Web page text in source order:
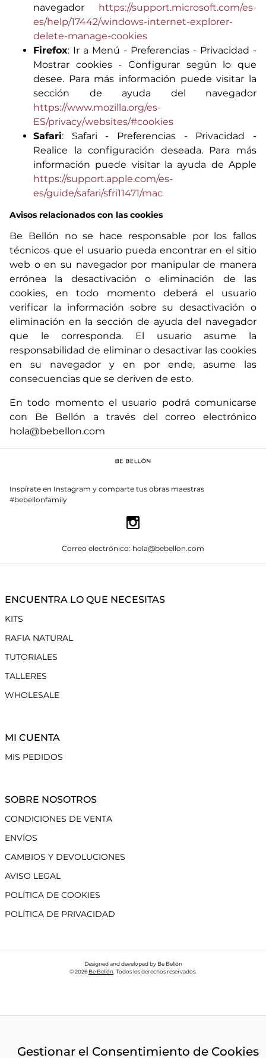
navegador https://support.microsoft.com/es-
es/help/17442/windows-internet-explorer-
delete-manage-cookies
Firefox: Ir a Menú - Preferencias - Privacidad -
Mostrar cookies - Configurar según lo que
desee. Para más información puede visitar la
sección de ayuda del navegador
https://www.mozilla.org/es-
ES/privacy/websites/#cookies
Safari: Safari - Preferencias - Privacidad -
Realice la configuración deseada. Para más
información puede visitar la ayuda de Apple
https://support.apple.com/es-
es/guide/safari/sfri11471/mac
Avisos relacionados con las cookies
Be Bellón no se hace responsable por los fallos
técnicos que el usuario pueda encontrar en el sitio
web o en su navegador por manipular de manera
errónea la desactivación o eliminación de las
cookies, en todo momento deberá el usuario
verificar la información sobre su desactivación o
eliminación en la sección de ayuda del navegador
que le corresponda. El usuario asume la
responsabilidad de eliminar o desactivar las cookies
en su navegador y en por ende, asume las
consecuencias que se deriven de esto.
En todo momento el usuario podrá comunicarse
con Be Bellón a través del correo electrónico
hola@bebellon.com
Inspírate en Instagram y comparte tus obras maestras
#bebellonfamily
Correo electrónico: hola@bebellon.com
ENCUENTRA LO QUE NECESITAS
KITS
RAFIA NATURAL
TUTORIALES
TALLERES
WHOLESALE
MI CUENTA
MIS PEDIDOS
SOBRE NOSOTROS
CONDICIONES DE VENTA
ENVÍOS
CAMBIOS Y DEVOLUCIONES
AVISO LEGAL
POLÍTICA DE COOKIES
POLÍTICA DE PRIVACIDAD
Designed and developed by Be Bellón
© 2026Be Bellón . Todos los derechos reservados.
Gestionar el Consentimiento de Cookies